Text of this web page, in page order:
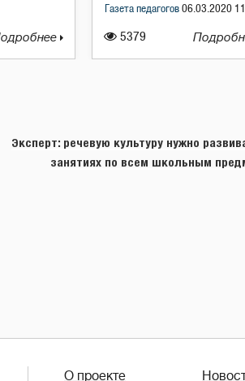
5379
Газета педагогов 06.03.2020
Эксперт: речевую культуру нужно
занятиях по всем школьным
О проекте